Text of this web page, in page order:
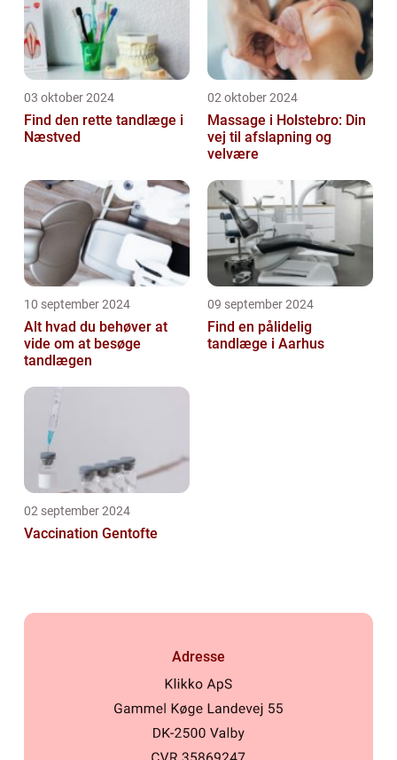
03 oktober 2024
Find den rette tandlæge i
Næstved
02 oktober 2024
Massage i Holstebro: Din
vej til afslapning og
velvære
10 september 2024
Alt hvad du behøver at
vide om at besøge
tandlægen
09 september 2024
Find en pålidelig
tandlæge i Aarhus
02 september 2024
Vaccination Gentofte
Adresse